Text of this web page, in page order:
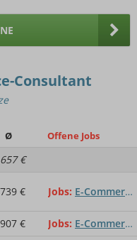
Consultant
Ø Offene Jobs
€
€ Jobs E-Commerce-Consultant
€ Jobs E-Commerce-Consultant